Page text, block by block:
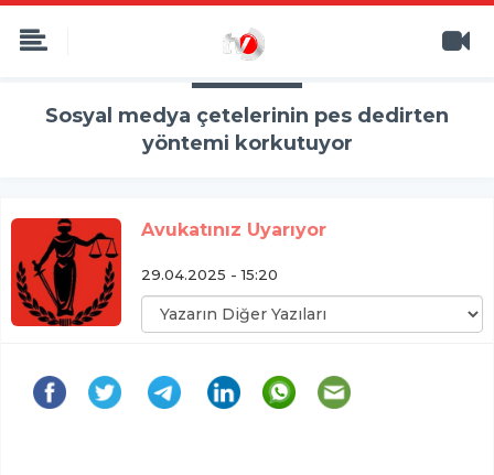
Sosyal medya çetelerinin pes dedirten
yöntemi korkutuyor
Avukatınız Uyarıyor
29.04.2025 - 15:20